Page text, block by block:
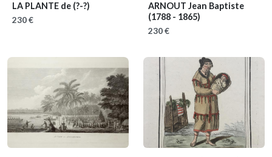
LA PLANTE de (?-?)
230 €
ARNOUT Jean Baptiste
(1788 - 1865)
230 €